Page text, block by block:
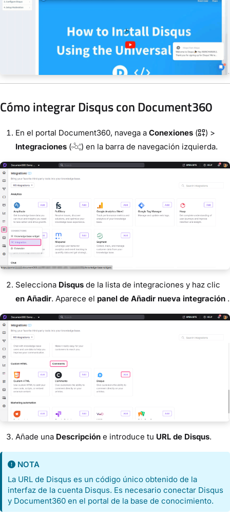
Cómo integrar Disqus con Document360
En el portal Document360, navega a Conexiones (
) >
Integraciones ( ) en la barra de navegación izquierda.
Selecciona Disqus de la lista de integraciones y haz clic
en Añadir. Aparece el panel de Añadir nueva integración .
Añade una Descripción e introduce tu URL de Disqus.
NOTA
La URL de Disqus es un código único obtenido de la
interfaz de la cuenta Disqus. Es necesario conectar Disqus
y Document360 en el portal de la base de conocimiento.